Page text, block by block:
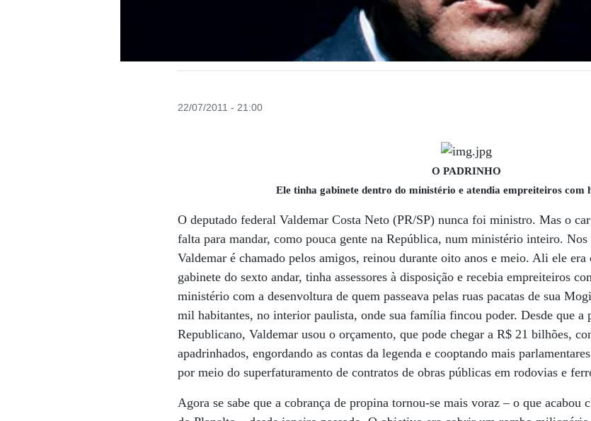
22/07/2011 - 21:00
O PADRINHO
Ele tinha gabinete dentro do ministério e atendia empreiteiros com
O deputado federal Valdemar Costa Neto (PR/SP) nunca foi ministro. Mas o
falta para mandar, como pouca gente na República, num ministério inteiro.
Valdemar é chamado pelos amigos, reinou durante oito anos e meio. Ali ele
gabinete do sexto andar, tinha assessores à disposição e recebia empreiteiros
ministério com a desenvoltura de quem passeava pelas ruas pacatas de sua
mil habitantes, no interior paulista, onde sua família fincou poder. Desde que a
Republicano, Valdemar usou o orçamento, que pode chegar a R$ 21 bilhões,
apadrinhados, engordando as contas da legenda e cooptando mais
por meio do superfaturamento de contratos de obras públicas em rodovias e
Agora se sabe que a cobrança de propina tornou-se mais voraz – o que acabou